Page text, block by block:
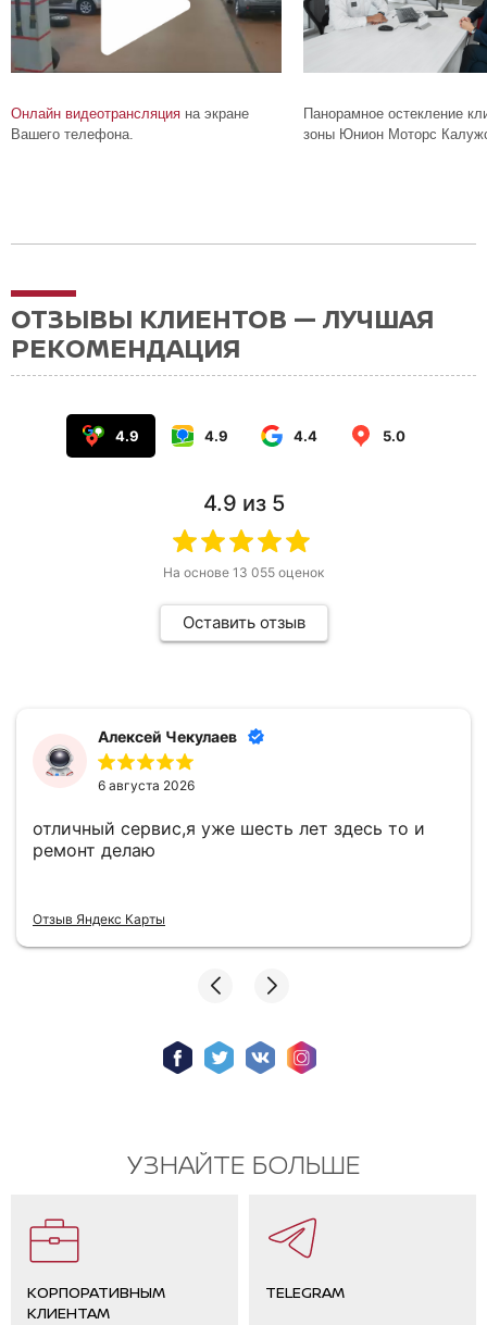
Онлайн видеотрансляция на экране
Вашего телефона.
Панорамное остекление
зоны Юнион Моторс
ОТЗЫВЫ КЛИЕНТОВ — ЛУЧШАЯ
РЕКОМЕНДАЦИЯ
4.9 4.9 4.4 5.0
4.9 из 5
На основе 13 055 оценок
Оставить отзыв
Алексей Чекулаев
6 августа 2026
отличный сервис,я уже шесть лет здесь то и
ремонт делаю
Отзыв Яндекс Карты
УЗНАЙТЕ БОЛЬШЕ
КОРПОРАТИВНЫМ
КЛИЕНТАМ
TELEGRAM